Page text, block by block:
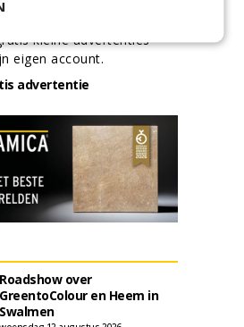
kleine advertenties
eigen account.
advertentie
Roadshow over
GreentoColour en Heem in
Swalmen